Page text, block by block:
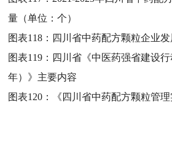
量（单位：个）
图表118： 四川省中药配方颗粒企业
图表119： 四川省《中医药强省建设
年）》主要内容
图表120：
《四川省中药配方颗粒管